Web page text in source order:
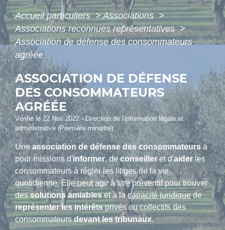
Accueil particuliers> Associations>
Associations reconnues représentatives>
Association de défense des consommateurs
agréée
ASSOCIATION DE DÉFENSE
DES CONSOMMATEURS
AGRÉÉE
Vérifié le 22 Nov 2022 - Direction de l'information légale et
administrative (Première ministre)
Uneassociation de défense des consommateursa
pour missions d'informer, deconseilleret d'aiderles
consommateurs à régler les litiges de la vie
quotidienne. Elle peut agir à titre préventif pour trouver
dessolutions amiableset a lacapacité juridiquede
représenter les intérêtsprivés ou collectifs des
consommateursdevant les tribunaux.